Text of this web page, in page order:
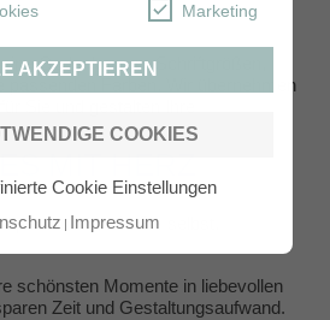
Marketing
AKZEPTIEREN
COOKIES
Cookie Einstellungen
Impressum
Gedanken um Schriftgrößen,
passenden Farben. Wir übernehmen
persönlich, wie Sie selbst.
schönsten Momente in liebevollen
Zeit und Gestaltungsaufwand.